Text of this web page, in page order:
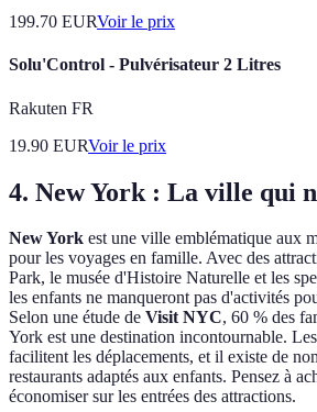
199.70 EURVoir le prix
Solu'Control - Pulvérisateur 2 Litres
Rakuten FR
19.90 EURVoir le prix
4. New York : La ville qui
New York est une ville emblématique aux
pour les voyages en famille. Avec des
Park, le musée d'Histoire Naturelle et les
les enfants ne manqueront pas d'activités
Selon une étude de Visit NYC, 60 % des
York est une destination incontournable.
facilitent les déplacements, et il existe de
restaurants adaptés aux enfants. Pensez à
économiser sur les entrées des attractions.